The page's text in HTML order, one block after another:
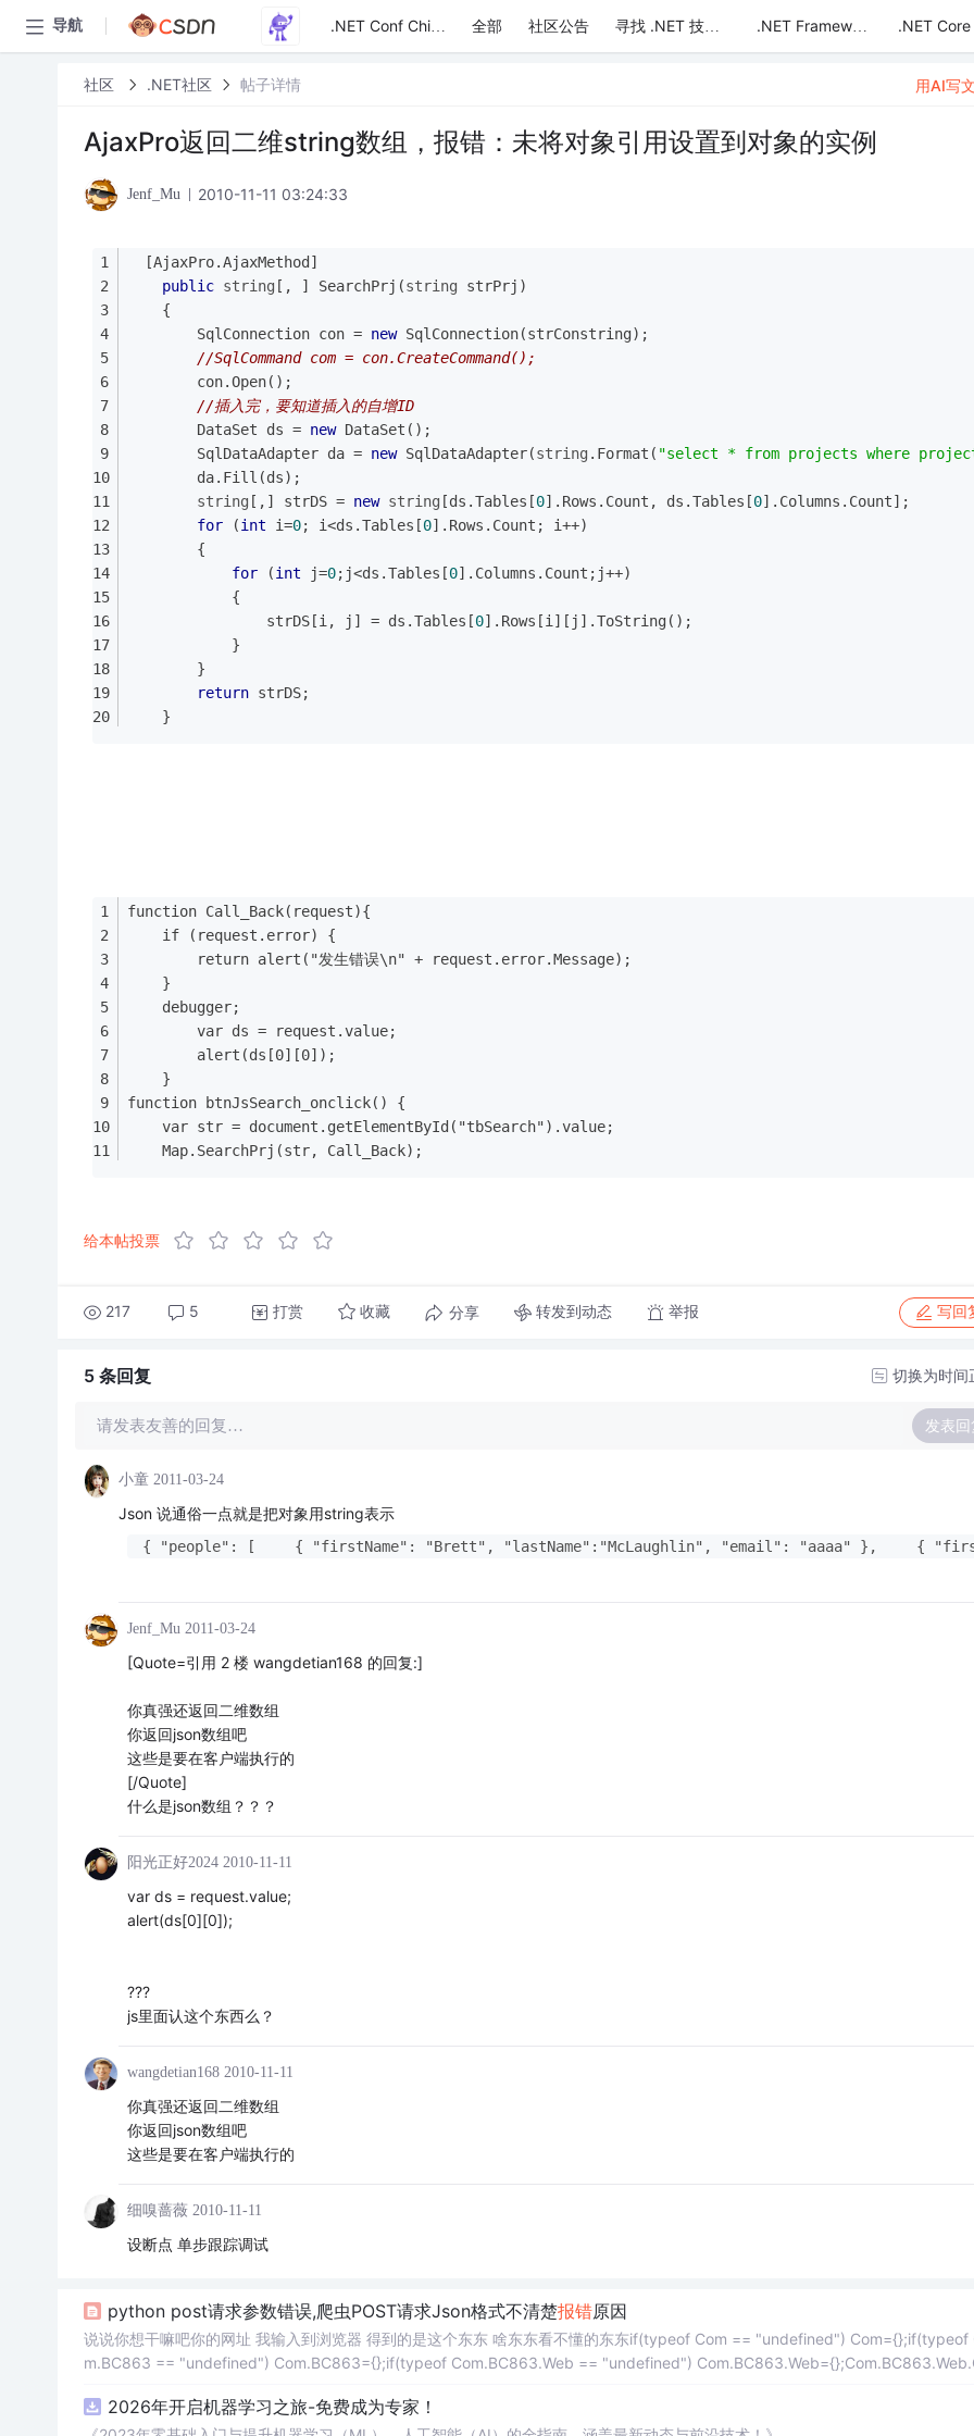
导航 .NET Conf China 全部 社区公告 寻找 .NET 技术达人 .NET Framework .NET Core
社区 .NET社区 帖子详情
AjaxPro返回二维string数组，报错：未将对象引用设置到对象的实例
Jenf_Mu 2010-11-11 03:24:33
  [AjaxPro.AjaxMethod]
public string [, ] SearchPrj(string strPrj)
    {
        SqlConnection con =
new SqlConnection(strConstring);
//SqlCommand com = con.CreateCommand();
        con.Open();
//插入完，要知道插入的自增ID
        DataSet ds =
new DataSet();
        SqlDataAdapter da =
new SqlDataAdapter(string .Format( "select * from projects where
        da.Fill(ds);
string [,] strDS = new string [ds.Tables[0].Rows.Count, ds.Tables[0].Columns.Count];
for (int i=0; i<ds.Tables[0].Rows.Count; i++)
        {
for (int j=0;j<ds.Tables[0].Columns.Count;j++)
            {
                strDS[i, j] = ds.Tables[
0].Rows[i][j].ToString();
            }
        }
return strDS;
    }
function Call_Back(request){
    if (request.error) {
        return alert("发生错误\n" + request.error.Message);
    }
    debugger;
        var ds = request.value;
        alert(ds[0][0]);
    }
function btnJsSearch_onclick() {
    var str = document.getElementById("tbSearch").value;
    Map.SearchPrj(str, Call_Back);
给本帖投票
217 5 打赏 收藏 分享 转发到动态 举报 写回
用AI写
5 条回复 切换为时间
请发表友善的回复… 发表回
小童 2011-03-24
Json 说通俗一点就是把对象用string表示
{ "people": [ 　　{ "firstName": "Brett", "lastName":"McLaughlin", "email": "aaaa" }, 　　{
Jenf_Mu 2011-03-24
[Quote=引用 2 楼 wangdetian168 的回复:]
你真强还返回二维数组
你返回json数组吧
这些是要在客户端执行的
[/Quote]
什么是json数组？？？
阳光正好2024 2010-11-11
var ds = request.value;
alert(ds[0][0]);
???
js里面认这个东西么？
wangdetian168 2010-11-11
你真强还返回二维数组
你返回json数组吧
这些是要在客户端执行的
细嗅蔷薇 2010-11-11
设断点 单步跟踪调试
python post请求参数错误,爬虫POST请求Json格式不清楚报错原因
说说你想干嘛吧你的网址 我输入到浏览器 得到的是这个东东 啥东东看不懂的东东if(typeof Com == "undefined") Com={};if(typeof
m.BC863 == "undefined") Com.BC863={};if(typeof Com.BC863.Web == "undefined")
2026年开启机器学习之旅-免费成为专家！